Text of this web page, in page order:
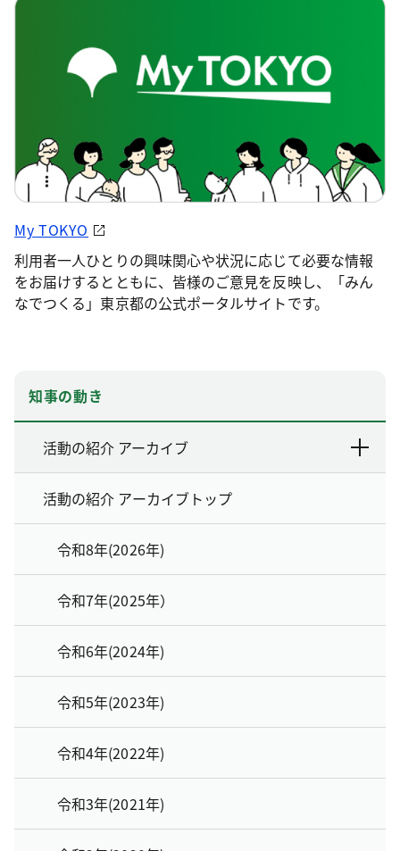
My TOKYO
利用者一人ひとりの興味関心や状況に応じて必要な情報
をお届けするとともに、皆様のご意見を反映し、「みん
なでつくる」東京都の公式ポータルサイトです。
知事の動き
活動の紹介 アーカイブ
活動の紹介 アーカイブトップ
令和8年(2026年)
令和7年(2025年）
令和6年(2024年)
令和5年(2023年)
令和4年(2022年)
令和3年(2021年)